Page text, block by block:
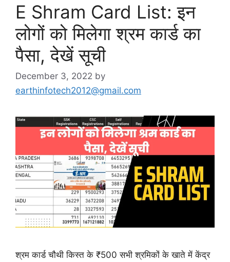
E Shram Card List: इन
लोगों को मिलेगा श्रम कार्ड का
पैसा, देखें सूची
December 3, 2022 by
earthinfotech2012@gmail.com
श्रम कार्ड चौथी किस्त के ₹500 सभी श्रमिकों के खाते में केंद्र